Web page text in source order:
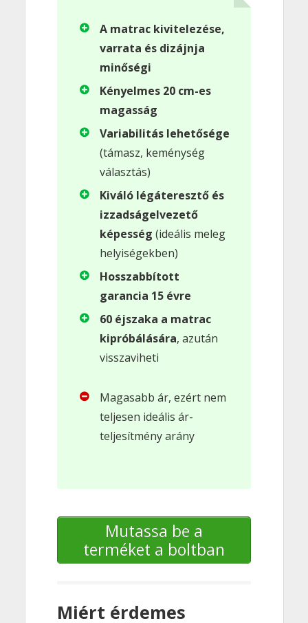
A matrac kivitelezése,
varrata és dizájnja
minőségi
Kényelmes 20 cm-es
magasság
Variabilitás lehetősége
(támasz, keménység
választás)
Kiváló légáteresztő és
izzadságelvezető
képesség (ideális meleg
helyiségekben)
Hosszabbított
garancia 15 évre
60 éjszaka a matrac
kipróbálására, azután
visszaviheti
Magasabb ár, ezért nem
teljesen ideális ár-
teljesítmény arány
Mutassa be a
terméket a boltban
Miért érdemes